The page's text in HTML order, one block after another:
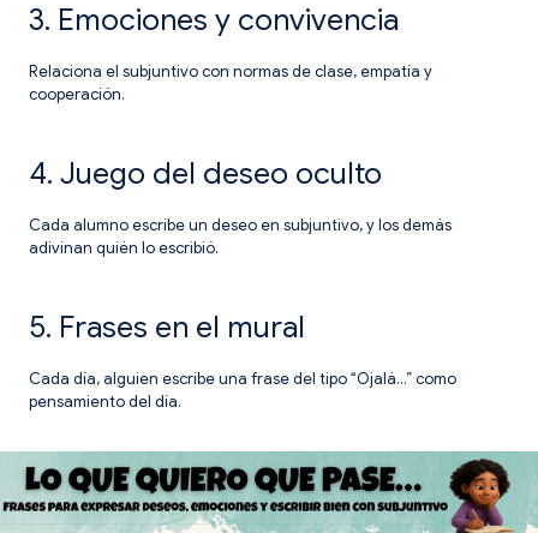
3. Emociones y convivencia
Relaciona el subjuntivo con normas de clase, empatía y
cooperación.
4. Juego del deseo oculto
Cada alumno escribe un deseo en subjuntivo, y los demás
adivinan quién lo escribió.
5. Frases en el mural
Cada día, alguien escribe una frase del tipo “Ojalá…” como
pensamiento del día.